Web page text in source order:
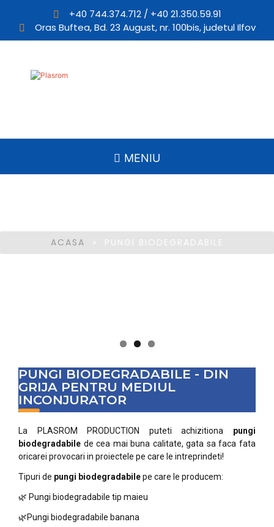
+40 744.374.712 / +40 21.350.59.91
Oras Buftea, Bd. 23 August, nr. 100bis, judetul Ilfov
Plasrom
MENIU
ACASA » PUNGI BIODEGRADABILE
PUNGI BIODEGRADABILE - DIN
GRIJA PENTRU MEDIUL
INCONJURATOR
La PLASROM PRODUCTION puteti achizitiona pungi
biodegradabile de cea mai buna calitate, gata sa faca fata
oricarei provocari in proiectele pe care le intreprindeti!
Tipuri de pungi biodegradabilepe care le producem:
🌿 Pungi biodegradabile tip maieu
🌿Pungi biodegradabile banana